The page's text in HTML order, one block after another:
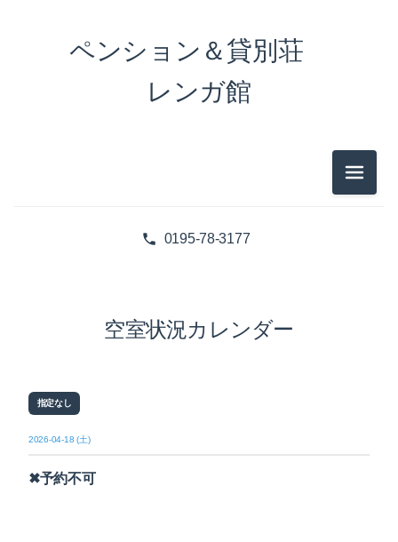
0195-78-3177
ペンション＆貸別荘
レンガ館
メニュ
空室状況カレンダー
指定なし
2026-04-18 (土)
✖予約不可